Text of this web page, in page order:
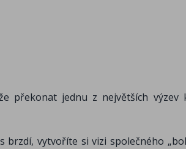
překonat jednu z největších výzev
vytvoříte si vizi společného